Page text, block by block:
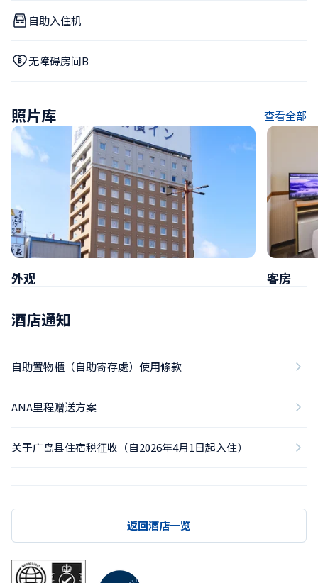
自助入住机
无障碍房间B
照片库 查看全部
外观 客房
酒店通知
自助置物櫃（自助寄存處）使用條款
ANA里程赠送方案
关于广岛县住宿税征收（自2026年4月1日起入住）
返回酒店一览